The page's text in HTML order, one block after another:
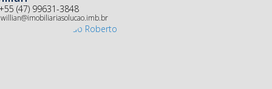
+55 (47) 99631-3848
willian@imobiliariasolucao.imb.br